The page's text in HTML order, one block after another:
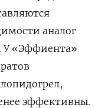
аналог
У «Эффиента»
эффективны.